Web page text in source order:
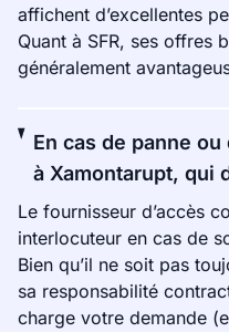
affichent d’excellentes
Quant à SFR, ses offres
généralement
En cas de panne
à Xamontarupt, qui
Le fournisseur d’accès
interlocuteur en cas de
Bien qu’il ne soit pas
sa responsabilité
charge votre demande